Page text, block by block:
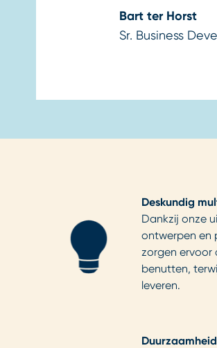
Bart ter Horst
Sr. Business
Deskundig
Dankzij onze
ontwerpen en
zorgen ervoor
benutten,
leveren.